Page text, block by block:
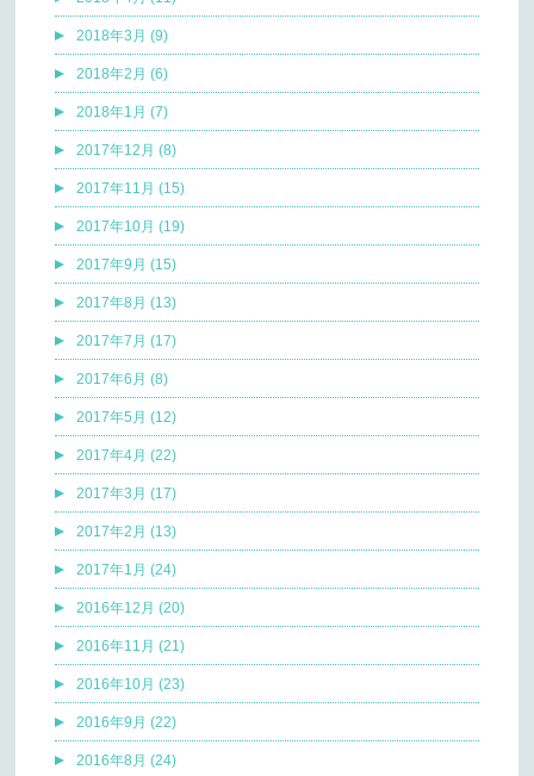
2018年3月 (9)
2018年2月 (6)
2018年1月 (7)
2017年12月 (8)
2017年11月 (15)
2017年10月 (19)
2017年9月 (15)
2017年8月 (13)
2017年7月 (17)
2017年6月 (8)
2017年5月 (12)
2017年4月 (22)
2017年3月 (17)
2017年2月 (13)
2017年1月 (24)
2016年12月 (20)
2016年11月 (21)
2016年10月 (23)
2016年9月 (22)
2016年8月 (24)